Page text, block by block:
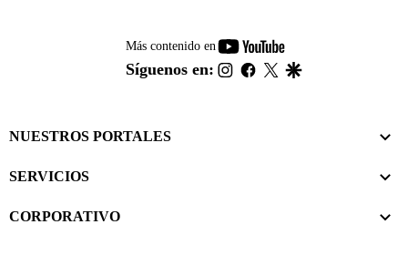
Más contenido en
youtube-
footer
Síguenos en: instagram
facebook
twitter
NUESTROS PORTALES
SERVICIOS
CORPORATIVO